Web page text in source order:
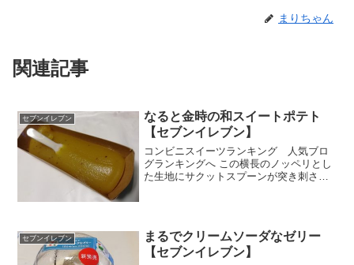
まりちゃん
関連記事
セブンイレブン
なると金時の和スイートポテト
【セブンイレブン】
コンビニスイーツランキング 人気ブロ
グランキングへ この横長のノッペリとし
た生地にサクットスプーンが突き刺さっ
セブンイレブン
まるでクリームソーダなゼリー
【セブンイレブン】